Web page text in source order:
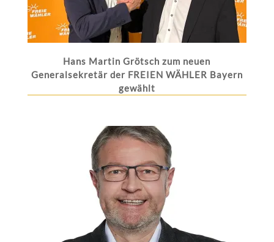
Hans Martin Grötsch zum neuen
Generalsekretär der FREIEN WÄHLER Bayern
gewählt